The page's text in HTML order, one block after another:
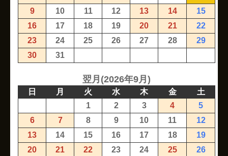
9
10 11 12 13 14
15
16
17 18 19 20 21
22
23
24 25 26 27 28
29
30
31
翌月(2026年9月)
日 月 火 水 木 金
土
1
2 3 4
5
6
7 8 9 10 11
12
13
14 15 16 17 18
19
20
21 22 23 24 25
26